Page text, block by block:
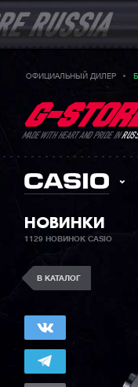
ОФИЦИАЛЬНЫЙ ДИЛЕР
MADE WITH HEART AND PRIDE IN
НОВИНКИ
1129 НОВИНОК CASIO
В КАТАЛОГ